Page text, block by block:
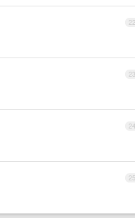
22
23
24
25